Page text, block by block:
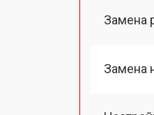
Замена
Замена